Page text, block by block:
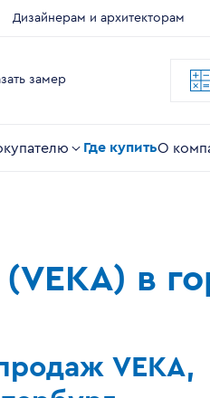
Дизайнерам и архитекторам
замер
Где купитьО
в
VEKA,